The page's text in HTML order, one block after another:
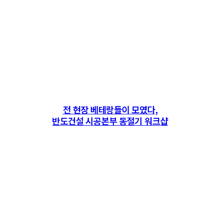
전 현장 베테랑들이 모였다,
반도건설 시공본부 동절기 워크샵